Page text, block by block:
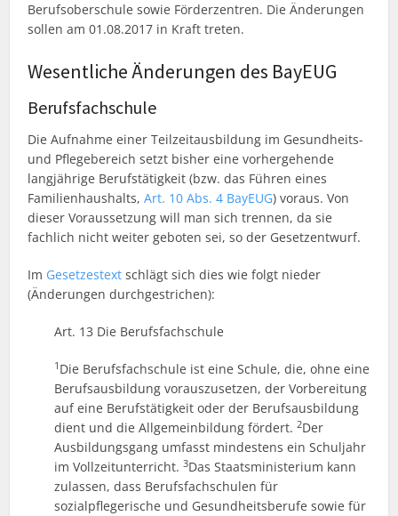
Berufsoberschule sowie Förderzentren. Die Änderungen
sollen am 01.08.2017 in Kraft treten.
Wesentliche Änderungen des BayEUG
Berufsfachschule
Die Aufnahme einer Teilzeitausbildung im Gesundheits-
und Pflegebereich setzt bisher eine vorhergehende
langjährige Berufstätigkeit (bzw. das Führen eines
Familienhaushalts,Art. 10 Abs. 4 BayEUG) voraus. Von
dieser Voraussetzung will man sich trennen, da sie
fachlich nicht weiter geboten sei, so der Gesetzentwurf.
Im Gesetzestext schlägt sich dies wie folgt nieder
(Änderungen durchgestrichen):
Art. 13 Die Berufsfachschule
1 Die Berufsfachschule ist eine Schule, die, ohne eine
Berufsausbildung vorauszusetzen, der Vorbereitung
auf eine Berufstätigkeit oder der Berufsausbildung
dient und die Allgemeinbildung fördert.2Der
Ausbildungsgang umfasst mindestens ein Schuljahr
im Vollzeitunterricht.3Das Staatsministerium kann
zulassen, dass Berufsfachschulen für
sozialpflegerische und Gesundheitsberufe sowie für